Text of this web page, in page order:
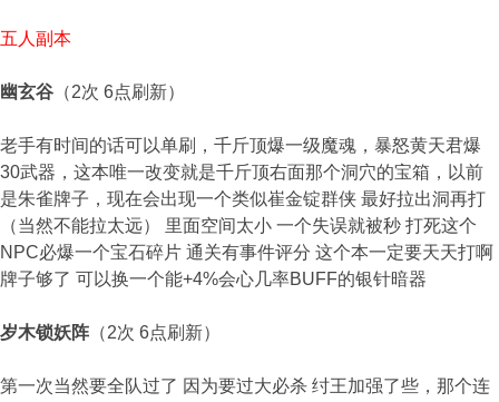
五人副本
幽玄谷 （2次 6点刷新）
老手有时间的话可以单刷，千斤顶爆一级魔魂，暴怒黄天君爆
30武器，这本唯一改变就是千斤顶右面那个洞穴的宝箱，以前
是朱雀牌子，现在会出现一个类似崔金锭群侠 最好拉出洞再打
（当然不能拉太远） 里面空间太小 一个失误就被秒 打死这个
NPC必爆一个宝石碎片 通关有事件评分 这个本一定要天天打啊
牌子够了 可以换一个能+4%会心几率BUFF的银针暗器
岁木锁妖阵 （2次 6点刷新）
第一次当然要全队过了 因为要过大必杀 纣王加强了些，那个连